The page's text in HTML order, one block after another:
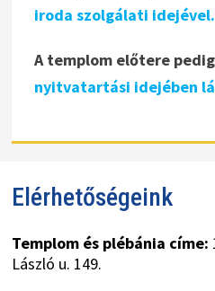
iroda szolgálati idejével.
A templom előtere
nyitvatartási idejében
Elérhetőségeink
Templom és plébánia címe:
László u. 149.